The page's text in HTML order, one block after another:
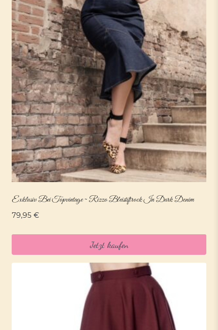
Exklusiv Bei Topvintage ~ Rizzo Bleistiftrock In Dark Denim
79,95 €
Jetzt kaufen